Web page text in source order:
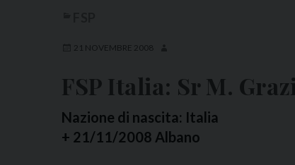
21 NOVEMBRE 2008
FSP Italia: Sr M.
Nazione di nascita: Italia
+ 21/11/2008 Albano